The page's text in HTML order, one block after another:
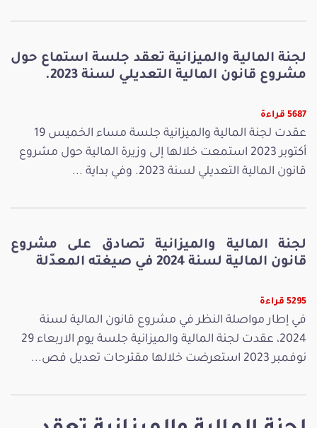
لجنة المالية والميزانية تعقد جلسة استماع حول
مشروع قانون المالية التعديلي لسنة 2023.
5687 قراءة
عقدت لجنة المالية والميزانية جلسة مساء الخميس 19
أكتوبر 2023 استمعت خلالها إلى وزيرة المالية حول مشروع
قانون المالية التعديلي لسنة 2023. وفي بداية ...
لجنة المالية والميزانية تصادق على مشروع
قانون المالية لسنة 2024 في صيغته المعدّلة
5295 قراءة
في إطار مواصلة النظر في مشروع قانون المالية لسنة
2024، عقدت لجنة المالية والميزانية جلسة يوم الاربعاء 29
نوفمبر 2023 استعرضت خلالها مقترحات تعديل فص...